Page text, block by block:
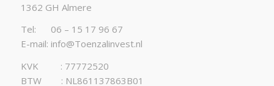
1362 GH Almere
Tel: 06 – 15 17 96 67
E-mail: info@Toenzalinvest.nl
KVK : 77772520
BTW : NL861137863B01